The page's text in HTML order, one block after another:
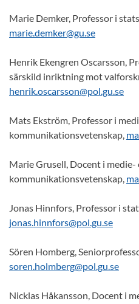
Marie Demker, Professor i
marie.demker@gu.se
Henrik Ekengren Oscarsson,
särskild inriktning mot
henrik.oscarsson@pol.gu.se
Mats Ekström, Professor i
kommunikationsvetenskap,
Marie Grusell, Docent i medie-
kommunikationsvetenskap,
Jonas Hinnfors, Professor i
jonas.hinnfors@pol.gu.se
Sören Homberg,
soren.holmberg@pol.gu.se
Nicklas Håkansson, Docent i